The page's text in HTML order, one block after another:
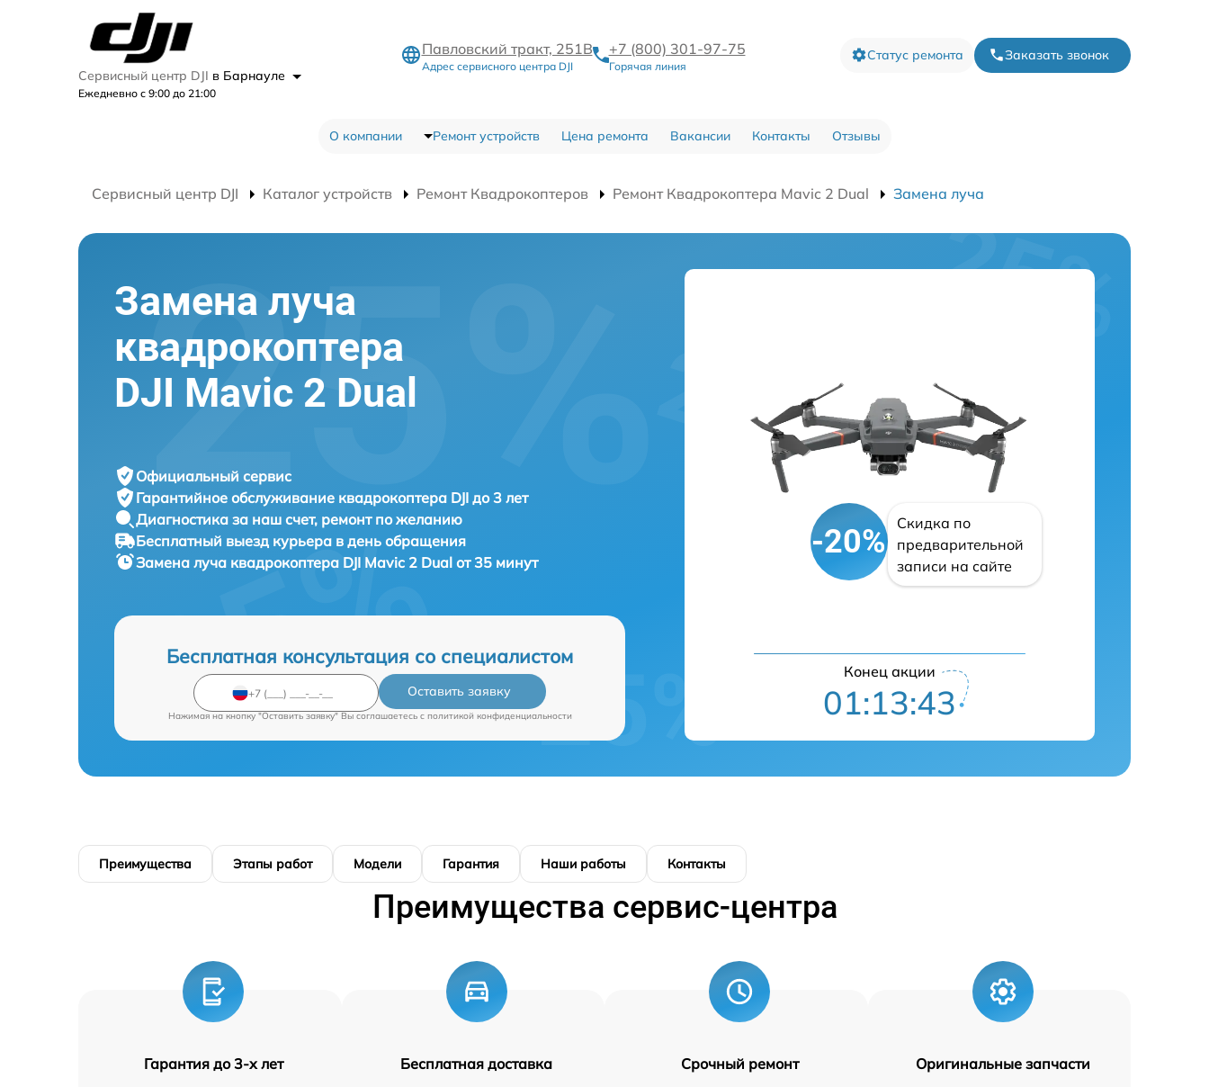
Сервисный центр DJI в Барнауле
Ежедневно с 9:00 до 21:00
Павловский тракт, 251В
Адрес сервисного центра DJI
+7 (800) 301-97-75
Горячая линия
Статус ремонта Заказать звонок
О компании Ремонт устройств Цена ремонта Вакансии Контакты Отзывы
Сервисный центр DJI Каталог устройств Ремонт Квадрокоптеров Ремонт Квадрокоптера Mavic 2 Dual Замена луча
Замена луча
квадрокоптера
DJI Mavic 2 Dual
Официальный сервис
Гарантийное обслуживание квадрокоптера DJI до 3 лет
Диагностика за наш счет, ремонт по желанию
Бесплатный выезд курьера в день обращения
Замена луча квадрокоптера DJI Mavic 2 Dual от 35 минут
Бесплатная консультация со специалистом
Оставить заявку
Нажимая на кнопку "Оставить заявку" Вы соглашаетесь c политикой конфиденциальности
-20%
Скидка по
предварительной
записи на сайте
Конец акции
01:13:42
Преимущества Этапы работ Модели Гарантия Наши работы Контакты
Преимущества сервис-центра
Гарантия до 3-х лет Бесплатная доставка Срочный ремонт Оригинальные запчасти